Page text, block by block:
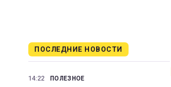
ПОСЛЕДНИЕ НОВОСТИ
14:22 ПОЛЕЗНОЕ